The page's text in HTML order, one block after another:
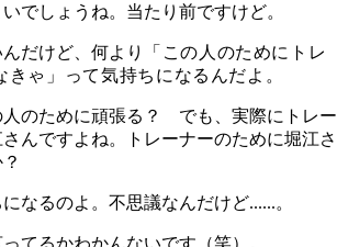
でしょうね。当たり前ですけど。
だけど、何より
「この人のためにトレ
きゃ」って気持ちになるんだよ。
のために頑張る？ でも、実際にトレー
んですよね。トレーナーのために堀江さ
なるのよ。不思議なんだけど......。
てるかわかんないです（笑）。